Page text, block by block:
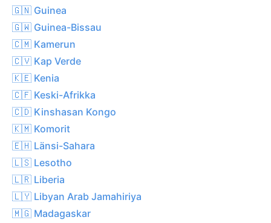
🇬🇳 Guinea
🇬🇼 Guinea-Bissau
🇨🇲 Kamerun
🇨🇻 Kap Verde
🇰🇪 Kenia
🇨🇫 Keski-Afrikka
🇨🇩 Kinshasan Kongo
🇰🇲 Komorit
🇪🇭 Länsi-Sahara
🇱🇸 Lesotho
🇱🇷 Liberia
🇱🇾 Libyan Arab Jamahiriya
🇲🇬 Madagaskar